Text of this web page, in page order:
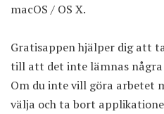
macOS / OS X.
Gratisappen hjälper dig att
till att det inte lämnas
Om du inte vill göra arbetet
välja och ta bort